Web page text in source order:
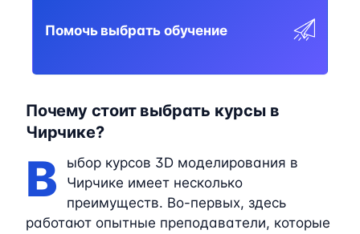
Помочь выбрать обучение
Почему стоит выбрать курсы в
Чирчике?
В
ыбор курсов 3D моделирования в
Чирчике имеет несколько
преимуществ. Во-первых, здесь
работают опытные преподаватели, которые